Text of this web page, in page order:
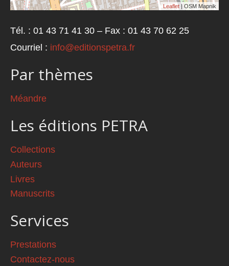
Leaflet | OSM Mapnik
Tél. : 01 43 71 41 30 – Fax : 01 43 70 62 25
Courriel : info@editionspetra.fr
Par thèmes
Méandre
Les éditions PETRA
Collections
Auteurs
Livres
Manuscrits
Services
Prestations
Contactez-nous